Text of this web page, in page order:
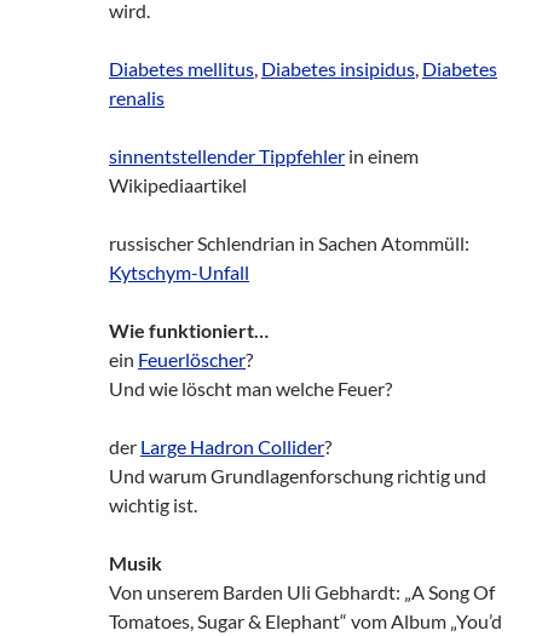
wird.
Diabetes mellitus, Diabetes insipidus, Diabetes
renalis
sinnentstellender Tippfehler in einem
Wikipediaartikel
russischer Schlendrian in Sachen Atommüll:
Kytschym-Unfall
Wie funktioniert…
ein Feuerlöscher?
Und wie löscht man welche Feuer?
der Large Hadron Collider?
Und warum Grundlagenforschung richtig und
wichtig ist.
Musik
Von unserem Barden Uli Gebhardt: „A Song Of
Tomatoes, Sugar & Elephant“ vom Album „You’d